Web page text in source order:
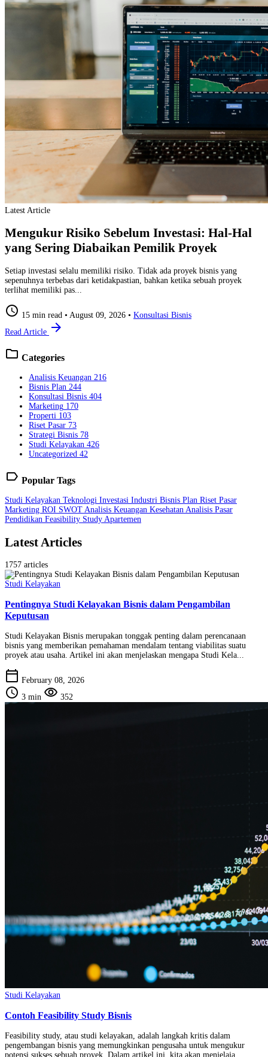
Latest Article
Mengukur Risiko Sebelum Investasi: Hal-Hal
yang Sering Diabaikan Pemilik Proyek
Setiap investasi selalu memiliki risiko. Tidak ada proyek bisnis yang
sepenuhnya terbebas dari ketidakpastian, bahkan ketika sebuah proyek
terlihat memiliki pas...
schedule 15 min read • August 09, 2026 • Konsultasi Bisnis
Read Article arrow_forward
folder Categories
Analisis Keuangan 216
Bisnis Plan 244
Konsultasi Bisnis 404
Marketing 170
Properti 103
Riset Pasar 73
Strategi Bisnis 78
Studi Kelayakan 426
Uncategorized 42
label Popular Tags
Studi Kelayakan Teknologi Investasi Industri Bisnis Plan Riset Pasar
Marketing ROI SWOT Analisis Keuangan Kesehatan Analisis Pasar
Pendidikan Feasibility Study Apartemen
Latest Articles
1757 articles
Studi Kelayakan
Pentingnya Studi Kelayakan Bisnis dalam Pengambilan
Keputusan
Studi Kelayakan Bisnis merupakan tonggak penting dalam perencanaan
bisnis yang memberikan pemahaman mendalam tentang viabilitas suatu
proyek atau usaha. Artikel ini akan menjelaskan mengapa Studi Kela...
calendar_today February 08, 2026
schedule 3 min visibility 352
Studi Kelayakan
Contoh Feasibility Study Bisnis
Feasibility study, atau studi kelayakan, adalah langkah kritis dalam
pengembangan bisnis yang memungkinkan pengusaha untuk mengukur
potensi sukses sebuah proyek. Dalam artikel ini, kita akan menjelaja...